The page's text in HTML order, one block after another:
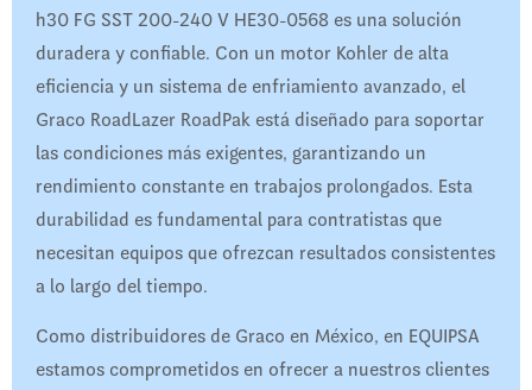
h30 FG SST 200-240 V HE30-0568 es una solución
duradera y confiable. Con un motor Kohler de alta
eficiencia y un sistema de enfriamiento avanzado, el
Graco RoadLazer RoadPak está diseñado para soportar
las condiciones más exigentes, garantizando un
rendimiento constante en trabajos prolongados. Esta
durabilidad es fundamental para contratistas que
necesitan equipos que ofrezcan resultados consistentes
a lo largo del tiempo.
Como distribuidores de Graco en México, en EQUIPSA
estamos comprometidos en ofrecer a nuestros clientes